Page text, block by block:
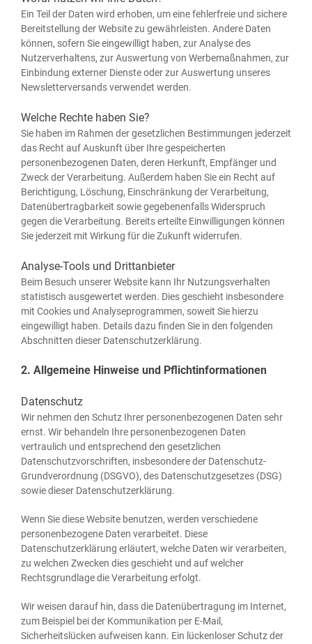
Ein Teil der Daten wird erho­ben, um eine feh­ler­freie und siche­re
Bereit­stel­lung der Web­site zu gewähr­leis­ten. Ande­re Daten
kön­nen, sofern Sie ein­ge­wil­ligt haben, zur Ana­ly­se des
Nut­zer­ver­hal­tens, zur Aus­wer­tung von Wer­be­maß­nah­men, zur
Ein­bin­dung exter­ner Diens­te oder zur Aus­wer­tung unse­res
News­let­ter­ver­sands ver­wen­det werden.
Welche Rechte haben Sie?
Sie haben im Rah­men der gesetz­li­chen Bestim­mun­gen jeder­zeit
das Recht auf Aus­kunft über Ihre gespei­cher­ten
per­so­nen­be­zo­ge­nen Daten, deren Her­kunft, Emp­fän­ger und
Zweck der Ver­ar­bei­tung. Außer­dem haben Sie ein Recht auf
Berich­ti­gung, Löschung, Ein­schrän­kung der Ver­ar­bei­tung,
Daten­über­trag­bar­keit sowie gege­be­nen­falls Wider­spruch
gegen die Ver­ar­bei­tung. Bereits erteil­te Ein­wil­li­gun­gen kön­nen
Sie jeder­zeit mit Wir­kung für die Zukunft widerrufen.
Analyse-Tools und Drittanbieter
Beim Besuch unse­rer Web­site kann Ihr Nut­zungs­ver­hal­ten
sta­tis­tisch aus­ge­wer­tet wer­den. Dies geschieht ins­be­son­de­re
mit Coo­kies und Ana­ly­se­pro­gram­men, soweit Sie hier­zu
ein­ge­wil­ligt haben. Details dazu fin­den Sie in den fol­gen­den
Abschnit­ten die­ser Datenschutzerklärung.
2. Allgemeine Hinweise und Pflichtinformationen
Datenschutz
Wir neh­men den Schutz Ihrer per­so­nen­be­zo­ge­nen Daten sehr
ernst. Wir behan­deln Ihre per­so­nen­be­zo­ge­nen Daten
ver­trau­lich und ent­spre­chend den gesetz­li­chen
Daten­schutz­vor­schrif­ten, ins­be­son­de­re der Daten­schutz-
Grund­ver­ord­nung (DSGVO), des Daten­schutz­ge­set­zes (DSG)
sowie die­ser Datenschutzerklärung.
Wenn Sie die­se Web­site benut­zen, wer­den ver­schie­de­ne
per­so­nen­be­zo­ge­ne Daten ver­ar­bei­tet. Die­se
Daten­schutz­er­klä­rung erläu­tert, wel­che Daten wir ver­ar­bei­ten,
zu wel­chen Zwe­cken dies geschieht und auf wel­cher
Rechts­grund­la­ge die Ver­ar­bei­tung erfolgt.
Wir wei­sen dar­auf hin, dass die Daten­über­tra­gung im Inter­net,
zum Bei­spiel bei der Kom­mu­ni­ka­ti­on per E‑Mail,
Sicher­heits­lü­cken auf­wei­sen kann. Ein lücken­lo­ser Schutz der